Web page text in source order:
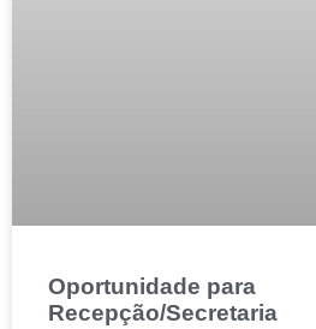
Oportunidade para
Recepção/Secretaria